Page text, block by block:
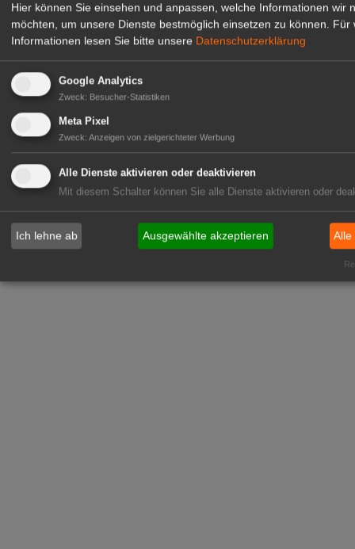
Hier können Sie einsehen und anpassen, welche Informationen wir
möchten, um unsere Dienste bestmöglich einsetzen zu können.
Für
Informationen lesen Sie bitte unsere Datenschutzerklärung
Google Analytics
Zweck: Besucher-Statistiken
Meta Pixel
Zweck: Anzeigen von zielgerichteter Werbung
Alle Dienste aktivieren oder deaktivieren
Mit diesem Schalter können Sie alle Dienste aktivieren oder
Ich lehne ab Ausgewählte akzeptieren Alle